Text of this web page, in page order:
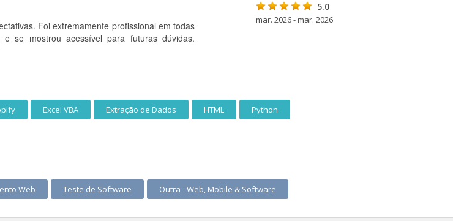
Foi extremamente profissional em todas
se mostrou acessível para futuras dúvidas.
5.0
mar. 2026 - mar. 2026
Excel VBA Extração de Dados HTML Python
Web Teste de Software Outra - Web, Mobile & Software